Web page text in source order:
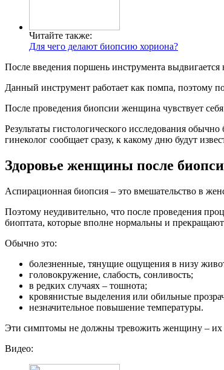
Читайте также:
Для чего делают биопсию хориона?
После введения поршень инструмента
Данный инструмент работает как помпа, поэтому
После проведения биопсии женщина чувствует
Результаты гистологического исследования
гинеколог сообщает сразу, к какому дню будут
Здоровье женщины после
Аспирационная биопсия – это вмешательство в
Поэтому неудивительно, что после проведения
биоптата, которые вполне нормальны и
Обычно это:
болезненные, тянущие ощущения в низу
головокружение, слабость, сонливость;
в редких случаях – тошнота;
кровянистые выделения или обильные
незначительное повышение температуры.
Эти симптомы не должны тревожить женщину – их
Видео: